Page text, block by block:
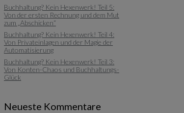
Buchhaltung? Kein Hexenwerk! Teil 5:
Von der ersten Rechnung und dem Mut
zum „Abschicken“
Buchhaltung? Kein Hexenwerk! Teil 4:
Von Privateinlagen und der Magie der
Automatisierung
Buchhaltung? Kein Hexenwerk! Teil 3:
Von Konten-Chaos und Buchhaltungs-
Glück
Neueste Kommentare